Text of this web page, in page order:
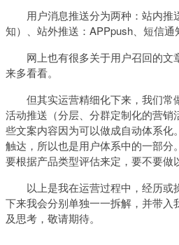
用户消息推送分为两种：站内推
知）、站外推送：APPpush、短信通
网上也有很多关于用户召回的文
来多看看。
但其实运营精细化下来，我们常
活动推送（分层、分群定制化的营销
些文案内容因为可以做成自动体系化
触达，所以也是用户体系中的一部分
要根据产品类型评估来定，要不要做
以上是我在运营过程中，经历
下来我会分别单独一一拆解，并带入
及思考，敬请期待。